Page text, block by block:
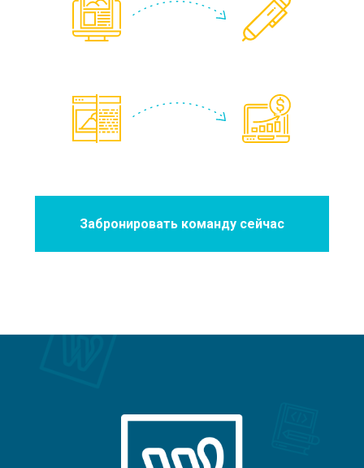
Забронировать команду сейчас